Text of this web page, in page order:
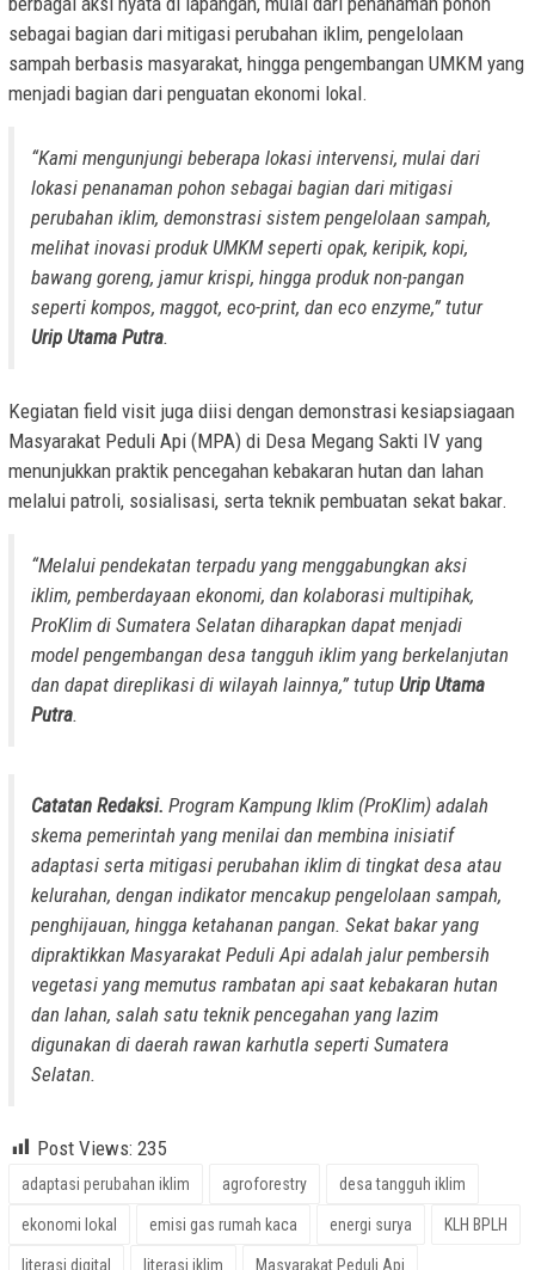
sebagai bagian dari mitigasi perubahan iklim, pengelolaan
sampah berbasis masyarakat, hingga pengembangan UMKM yang
menjadi bagian dari penguatan ekonomi lokal.
“Kami mengunjungi beberapa lokasi intervensi, mulai dari
lokasi penanaman pohon sebagai bagian dari mitigasi
perubahan iklim, demonstrasi sistem pengelolaan sampah,
melihat inovasi produk UMKM seperti opak, keripik, kopi,
bawang goreng, jamur krispi, hingga produk non-pangan
seperti kompos, maggot, eco-print, dan eco enzyme,” tutur
Urip Utama Putra.
Kegiatan field visit juga diisi dengan demonstrasi kesiapsiagaan
Masyarakat Peduli Api (MPA) di Desa Megang Sakti IV yang
menunjukkan praktik pencegahan kebakaran hutan dan lahan
melalui patroli, sosialisasi, serta teknik pembuatan sekat bakar.
“Melalui pendekatan terpadu yang menggabungkan aksi
iklim, pemberdayaan ekonomi, dan kolaborasi multipihak,
ProKlim di Sumatera Selatan diharapkan dapat menjadi
model pengembangan desa tangguh iklim yang berkelanjutan
dan dapat direplikasi di wilayah lainnya,” tutup Urip Utama
Putra.
Catatan Redaksi. Program Kampung Iklim (ProKlim) adalah
skema pemerintah yang menilai dan membina inisiatif
adaptasi serta mitigasi perubahan iklim di tingkat desa atau
kelurahan, dengan indikator mencakup pengelolaan sampah,
penghijauan, hingga ketahanan pangan. Sekat bakar yang
dipraktikkan Masyarakat Peduli Api adalah jalur pembersih
vegetasi yang memutus rambatan api saat kebakaran hutan
dan lahan, salah satu teknik pencegahan yang lazim
digunakan di daerah rawan karhutla seperti Sumatera
Selatan.
Post Views: 235
adaptasi perubahan iklim agroforestry desa tangguh iklim
ekonomi lokal emisi gas rumah kaca energi surya KLH BPLH
literasi digital literasi iklim Masyarakat Peduli Api